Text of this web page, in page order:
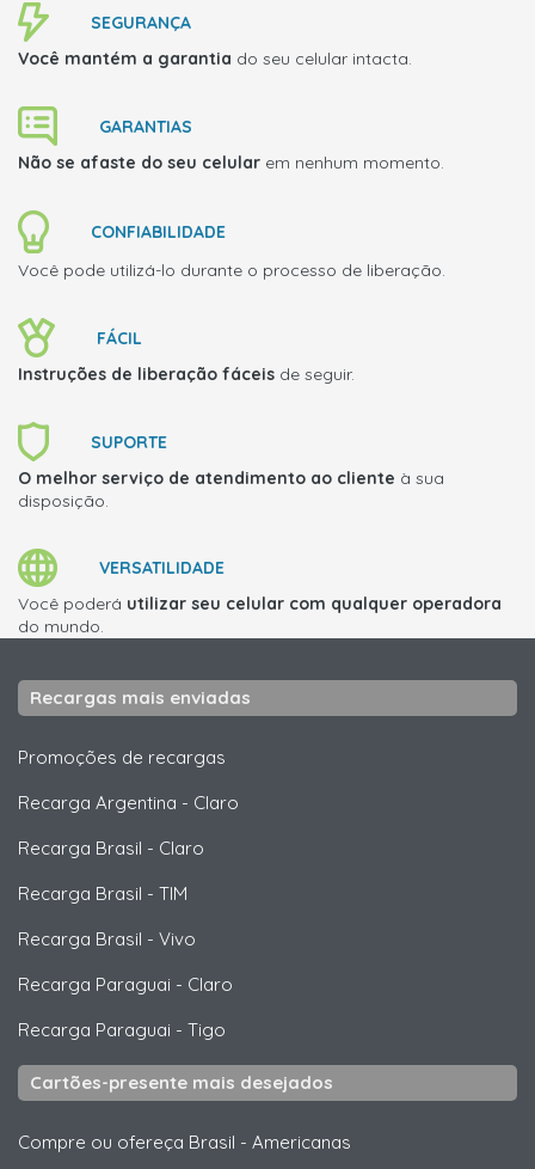
SEGURANÇA
Você mantém a garantia do seu celular intacta.
GARANTIAS
Não se afaste do seu celular em nenhum momento.
CONFIABILIDADE
Você pode utilizá-lo durante o processo de liberação.
FÁCIL
Instruções de liberação fáceis de seguir.
SUPORTE
O melhor serviço de atendimento ao cliente à sua
disposição.
VERSATILIDADE
Você poderá utilizar seu celular com qualquer operadora
do mundo.
Recargas mais enviadas
Promoções de recargas
Recarga Argentina - Claro
Recarga Brasil - Claro
Recarga Brasil - TIM
Recarga Brasil - Vivo
Recarga Paraguai - Claro
Recarga Paraguai - Tigo
Cartões-presente mais desejados
Compre ou ofereça Brasil - Americanas